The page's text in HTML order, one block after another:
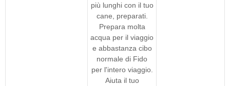
più lunghi con il tuo
cane, preparati.
Prepara molta
acqua per il viaggio
e abbastanza cibo
normale di Fido
per l'intero viaggio.
Aiuta il tuo